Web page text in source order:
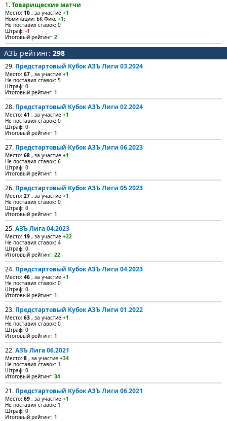
1.Товарищеские матчи
Место: 10 , за участие +1
Номинации: БК Фикс +1;
Не поставил ставок: 0
Штраф: -1
Итоговый рейтинг: 2
АЗЪ рейтинг: 298
29. Предстартовый Кубок АЗЪ Лиги 03.2024
Место: 67 , за участие +1
Не поставил ставок: 5
Штраф: 0
Итоговый рейтинг: 1
28. Предстартовый Кубок АЗЪ Лиги 02.2024
Место: 41 , за участие +1
Не поставил ставок: 0
Штраф: 0
Итоговый рейтинг: 1
27. Предстартовый Кубок АЗЪ Лиги 06.2023
Место: 68 , за участие +1
Не поставил ставок: 6
Штраф: 0
Итоговый рейтинг: 1
26. Предстартовый Кубок АЗЪ Лиги 05.2023
Место: 27 , за участие +1
Не поставил ставок: 0
Штраф: 0
Итоговый рейтинг: 1
25.АЗЪ Лига 04.2023
Место: 19 , за участие +22
Не поставил ставок: 4
Штраф: 0
Итоговый рейтинг: 22
24. Предстартовый Кубок АЗЪ Лиги 04.2023
Место: 46 , за участие +1
Не поставил ставок: 0
Штраф: 0
Итоговый рейтинг: 1
23. Предстартовый Кубок АЗЪ Лиги 01.2022
Место: 63 , за участие +1
Не поставил ставок: 0
Штраф: 0
Итоговый рейтинг: 1
22.АЗЪ Лига 06.2021
Место: 8 , за участие +34
Не поставил ставок: 1
Штраф: 0
Итоговый рейтинг: 34
21. Предстартовый Кубок АЗЪ Лиги 06.2021
Место: 69 , за участие +1
Не поставил ставок: 1
Штраф: 0
Итоговый рейтинг: 1